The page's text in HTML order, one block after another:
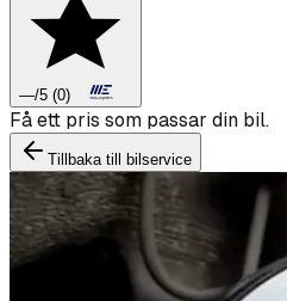
—/5 (0)
Boka däckbyte eller montering
Tillbaka till bilservice